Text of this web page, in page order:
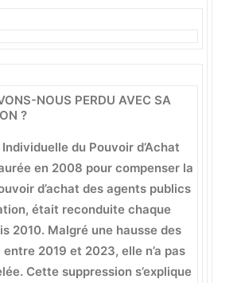
NOUS PERDU AVEC SA
?
du Pouvoir d’Achat
en 2008 pour compenser la
d’achat des agents publics
était reconduite chaque
2010. Malgré une hausse des
entre 2019 et 2023, elle n’a pas
Cette suppression s’explique